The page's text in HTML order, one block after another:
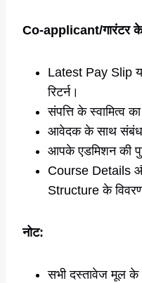
Co-applicant/गारंटर
Latest Pay Slip
रिटर्न।
संपत्ति के स्वामित्व
आवेदक के साथ संबंध
आपके एडमिशन की
Course Details
Structure के
नोट:
सभी दस्तावेज मूल